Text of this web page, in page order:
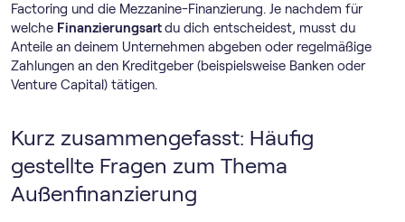
Factoring und die Mezzanine-Finanzierung. Je nachdem für
welche Finanzierungsartdu dich entscheidest, musst du
Anteile an deinem Unternehmen abgeben oder regelmäßige
Zahlungen an den Kreditgeber (beispielsweise Banken oder
Venture Capital) tätigen.
Kurz zusammengefasst: Häufig
gestellte Fragen zum Thema
Außenfinanzierung